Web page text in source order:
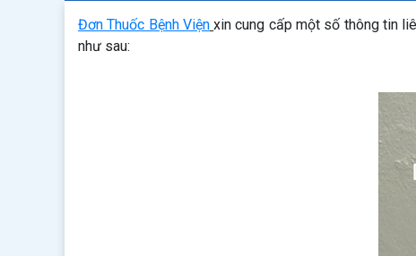
Đơn Thuốc Bệnh Viện xin cung cấp một số thông tin
như sau: